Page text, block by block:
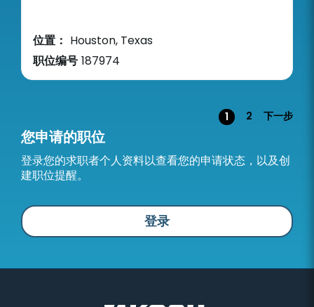
位置： Houston, Texas
职位编号 187974
页面
1 2 下一步
您申请的职位
登录您的求职者个人资料以查看您的申请状态，以及创
建职位提醒。
登录